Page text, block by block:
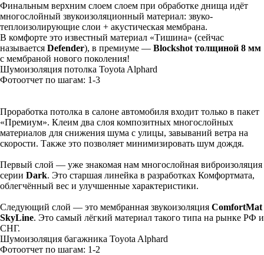
Финальным верхним слоем слоем при обработке днища идёт
многослойный звукоизоляционный материал: звуко-
теплоизолирующие слои + акустическая мембрана.
В комфорте это известный материал «Тишина» (сейчас
называется Defender), в премиуме — Blockshot толщиной 8 мм
с мембраной нового поколения!
Шумоизоляция потолка Toyota Alphard
Фотоотчет по шагам: 1-3
Проработка потолка в салоне автомобиля входит только в пакет
«Премиум». Клеим два слоя композитных многослойных
материалов для снижения шума с улицы, завываний ветра на
скорости. Также это позволяет минимизировать шум дождя.
Первый слой — уже знакомая нам многослойная виброизоляция
серии Dark. Это старшая линейка в разработках Комфортмата,
облегчённый вес и улучшенные характеристики.
Следующий слой — это мембранная звукоизоляция ComfortMat
SkyLine. Это самый лёгкий материал такого типа на рынке РФ и
СНГ.
Шумоизоляция багажника Toyota Alphard
Фотоотчет по шагам: 1-2